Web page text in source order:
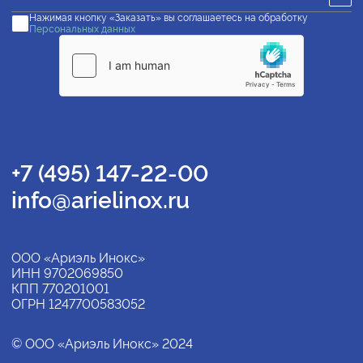
Нажимая кнопку «Заказать» вы соглашаетесь на обработку
Персональных данных
+7 (495) 147-22-00
info@arielinox.ru
ООО «Ариэль Инокс»
ИНН 9702069850
КПП 770201001
ОГРН 1247700583052
© ООО «Ариэль Инокс» 2024